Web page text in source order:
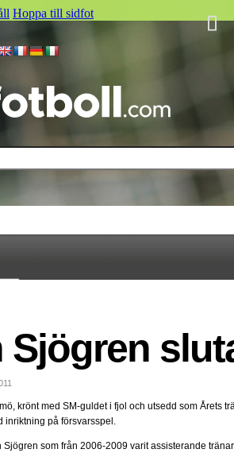
Hoppa till sidfot
Sjögren
krönt med SM-guldet i fjol och utsedd som
inriktning på försvarsspel.
Sjögren som från 2006-2009 varit assisterande